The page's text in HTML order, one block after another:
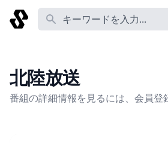
番組名 あるいは コーナー名
北陸放送
番組の詳細情報を見るには、会員登